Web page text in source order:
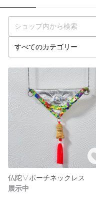
仏陀▽ポーチネックレス
展示中